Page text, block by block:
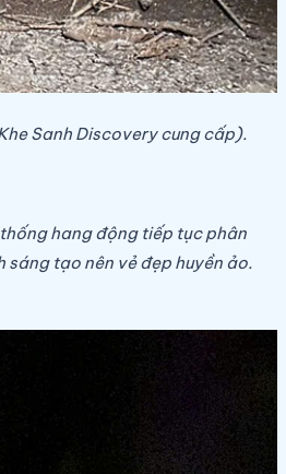
Sanh Discovery cung cấp).
hang động tiếp tục phân
sáng tạo nên vẻ đẹp huyền ảo.